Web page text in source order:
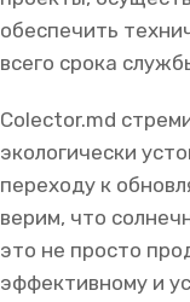
обеспечить
всего срока
Colector.md
экологически
переходу к
верим, что
это не просто
эффективному и